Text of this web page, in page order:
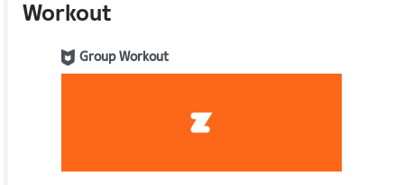
Workout
Group Workout